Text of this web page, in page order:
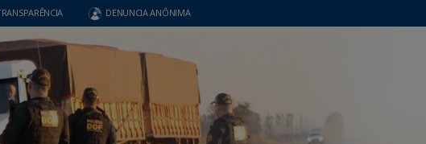
DENUNCIA ANÔNIMA